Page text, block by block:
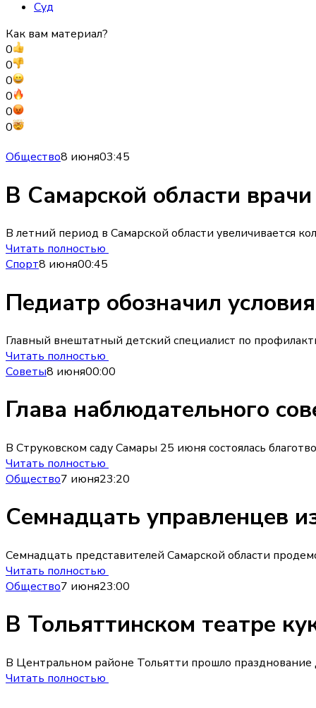
Суд
Как вам материал?
0
0
0
0
0
0
Общество8 июня03:45
В Самарской области
В летний период в Самарской области увеличивается
Читать полностью
Спорт8 июня00:45
Педиатр обозначил
Главный внештатный детский специалист по
Читать полностью
Советы8 июня00:00
Глава наблюдательного
В Струковском саду Самары 25 июня состоялась
Читать полностью
Общество7 июня23:20
Семнадцать управленцев
Семнадцать представителей Самарской области
Читать полностью
Общество7 июня23:00
В Тольяттинском театре
В Центральном районе Тольятти прошло
Читать полностью